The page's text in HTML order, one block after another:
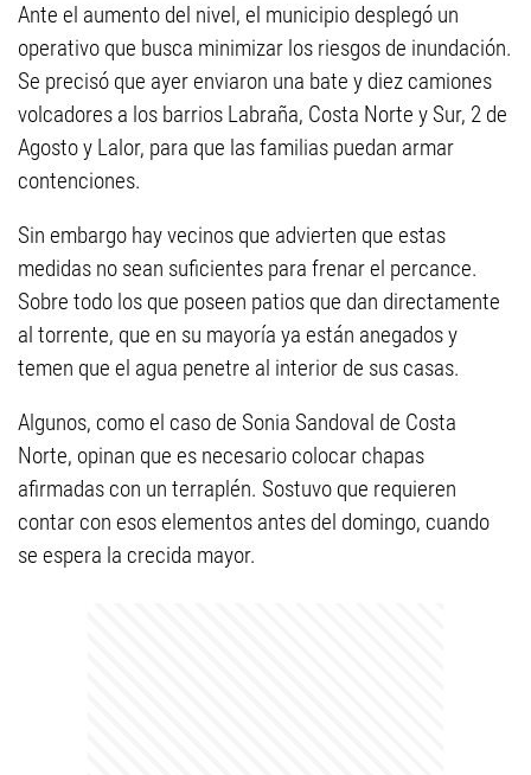
Ante el aumento del nivel, el municipio desplegó un
operativo que busca minimizar los riesgos de inundación.
Se precisó que ayer enviaron una bate y diez camiones
volcadores a los barrios Labraña, Costa Norte y Sur, 2 de
Agosto y Lalor, para que las familias puedan armar
contenciones.
Sin embargo hay vecinos que advierten que estas
medidas no sean suficientes para frenar el percance.
Sobre todo los que poseen patios que dan directamente
al torrente, que en su mayoría ya están anegados y
temen que el agua penetre al interior de sus casas.
Algunos, como el caso de Sonia Sandoval de Costa
Norte, opinan que es necesario colocar chapas
afirmadas con un terraplén. Sostuvo que requieren
contar con esos elementos antes del domingo, cuando
se espera la crecida mayor.